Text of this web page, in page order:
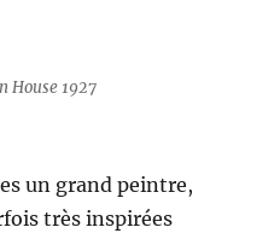
House 1927
un grand peintre,
très inspirées